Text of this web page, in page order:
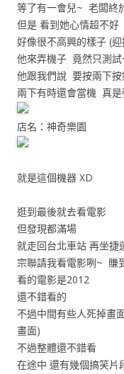
等了有一會兒~ 老闆終
但是 看到她心情超不好
好像很不高興的樣子 (
他來弄機子 竟然只測試
他跟我們說 要按兩下
兩下有時還會當機 真是
店名：神奇樂園
就是這個機器 XD
逛到最後就去看電影
但發現都滿場
就走回台北車站 再坐捷
宗聯請我看電影咧~ 賺
看的電影是2012
還不錯看的
不過中間有些人死掉畫
畫面)
不過整體還不錯看
在途中 還有幾個搞笑片